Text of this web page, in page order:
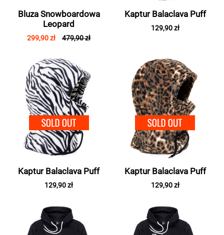
Bluza Snowboardowa
Leopard
299,90 zł 479,90 zł
Kaptur Balaclava Puff
129,90 zł
Kaptur Balaclava Puff
129,90 zł
Kaptur Balaclava Puff
129,90 zł